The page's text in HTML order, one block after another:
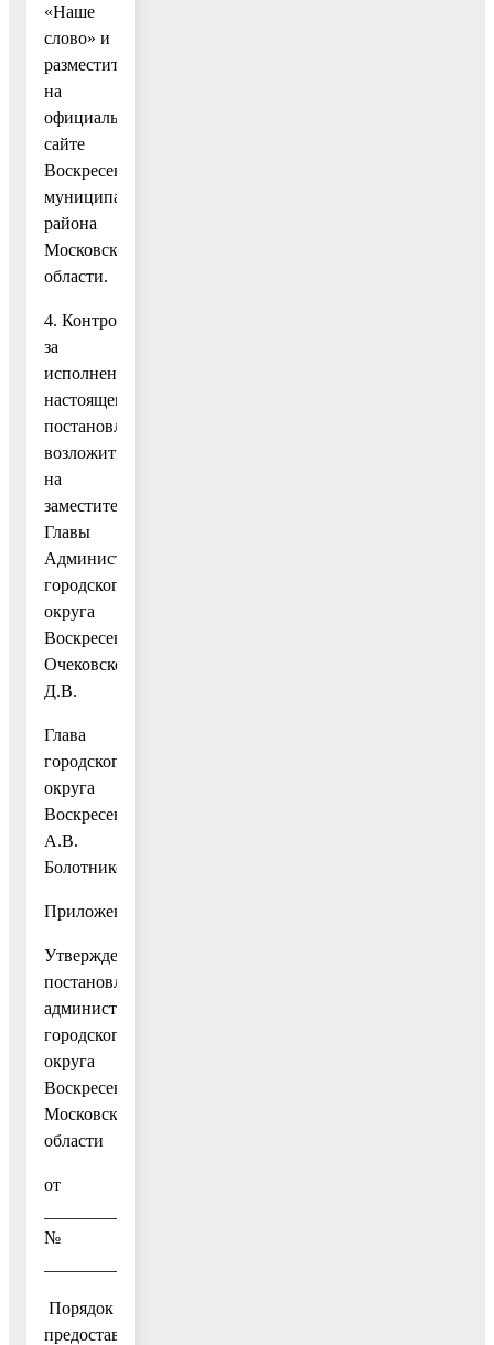
«Наше
слово» и
разместить
на
официальном
сайте
Воскресенского
муниципального
района
Московской
области.
4. Контроль
за
исполнением
настоящего
постановления
возложить
на
заместителя
Главы
Администрации
городского
округа
Воскресенск
Очековского
Д.В.
Глава
городского
округа
Воскресенск
А.В.
Болотников
Приложение
Утвержден
постановлением
администрации
городского
округа
Воскресенск
Московской
области
от
№
Порядок
предоставления